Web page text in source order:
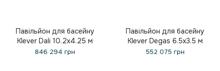
Павільйон для басейну
Klever Dali 10.2x4.25 м
846 294 грн
Павільйон для басейну
Klever Degas 6.5x3.5 м
552 075 грн